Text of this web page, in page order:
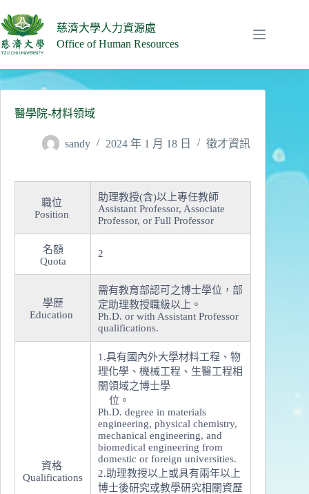
至
主
要
內
容
慈濟大學人力資源處
Office of Human Resources
醫學院-材料領域
sandy 2024 年 1 月 18 日 徵才資訊
職位
Position
助理教授(含)以上專任教師
Assistant Professor, Associate
Professor, or Full Professor
名額
Quota
2
學歷
Education
需有教育部認可之博士學位，部
定助理教授職級以上。
Ph.D. or with Assistant Professor
qualifications.
資格
Qualifications
1.具有國內外大學材料工程、物
理化學、機械工程、生醫工程相
關領域之博士學
位。
Ph.D. degree in materials
engineering, physical chemistry,
mechanical engineering, and
biomedical engineering from
domestic or foreign universities.
2.助理教授以上或具有兩年以上
博士後研究或教學研究相關資歷